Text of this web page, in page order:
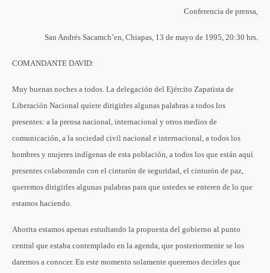
Conferencia de prensa,
San Andrés Sacamch’en, Chiapas, 13 de mayo de 1995, 20:30 hrs.
COMANDANTE DAVID:
Muy buenas noches a todos. La delegación del Ejército Zapatista de
Liberación Nacional quiere dirigirles algunas palabras a todos los
presentes: a la prensa nacional, internacional y otros medios de
comunicación, a la sociedad civil nacional e internacional, a todos los
hombres y mujeres indígenas de esta población, a todos los que están aquí
presentes colaborando con el cinturón de seguridad, el cinturón de paz,
queremos dirigirles algunas palabras para que ustedes se enteren de lo que
estamos haciendo.
Ahorita estamos apenas estudiando la propuesta del gobierno al punto
central que estaba contemplado en la agenda, que posteriormente se los
daremos a conocer. En este momento solamente queremos decirles que